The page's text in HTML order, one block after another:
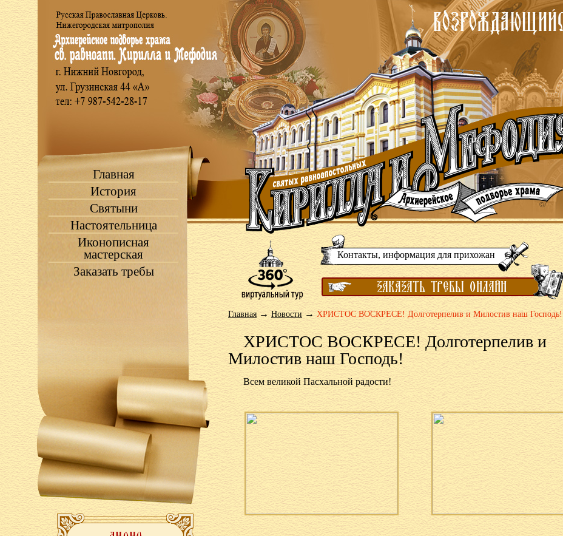
Главная
История
Святыни
Настоятельница
Иконописная
мастерская
Заказать требы
Контакты, информация для прихожан
Главная→Новости→ХРИСТОС ВОСКРЕСЕ! Долготерпелив и Милостив наш Господь!
ХРИСТОС ВОСКРЕСЕ! Долготерпелив и
Милостив наш Господь!
Всем великой Пасхальной радости!